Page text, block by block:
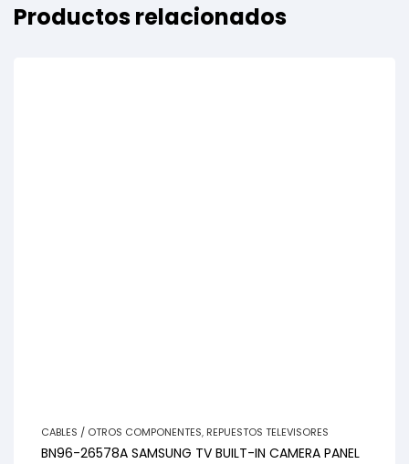
Productos relacionados
CABLES / OTROS COMPONENTES, REPUESTOS TELEVISORES
BN96-26578A SAMSUNG TV BUILT-IN CAMERA PANEL